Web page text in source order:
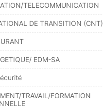
TELECOMMUNICATION
DE TRANSITION (CNT)
EDM-SA
TRAVAIL/FORMATION